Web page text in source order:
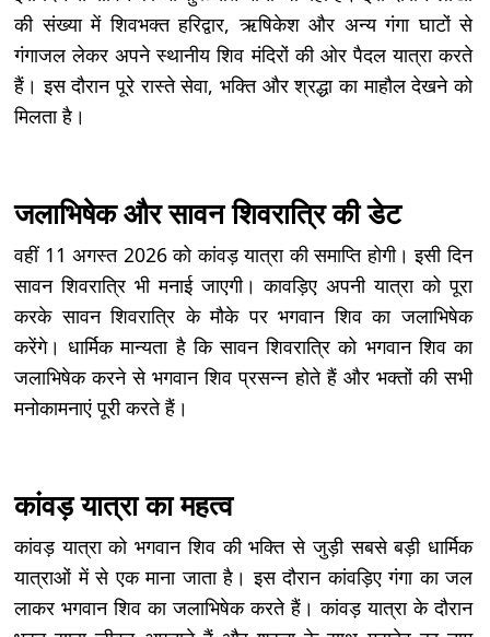
की संख्या में शिवभक्त हरिद्वार, ऋषिकेश और अन्य गंगा घाटों से
गंगाजल लेकर अपने स्थानीय शिव मंदिरों की ओर पैदल यात्रा करते
हैं। इस दौरान पूरे रास्ते सेवा, भक्ति और श्रद्धा का माहौल देखने को
मिलता है।
जलाभिषेक और सावन शिवरात्रि की डेट
वहीं 11 अगस्त 2026 को कांवड़ यात्रा की समाप्ति होगी। इसी दिन
सावन शिवरात्रि भी मनाई जाएगी। कावड़िए अपनी यात्रा को पूरा
करके सावन शिवरात्रि के मौके पर भगवान शिव का जलाभिषेक
करेंगे। धार्मिक मान्यता है कि सावन शिवरात्रि को भगवान शिव का
जलाभिषेक करने से भगवान शिव प्रसन्न होते हैं और भक्तों की सभी
मनोकामनाएं पूरी करते हैं।
कांवड़ यात्रा का महत्व
कांवड़ यात्रा को भगवान शिव की भक्ति से जुड़ी सबसे बड़ी धार्मिक
यात्राओं में से एक माना जाता है। इस दौरान कांवड़िए गंगा का जल
लाकर भगवान शिव का जलाभिषेक करते हैं। कांवड़ यात्रा के दौरान